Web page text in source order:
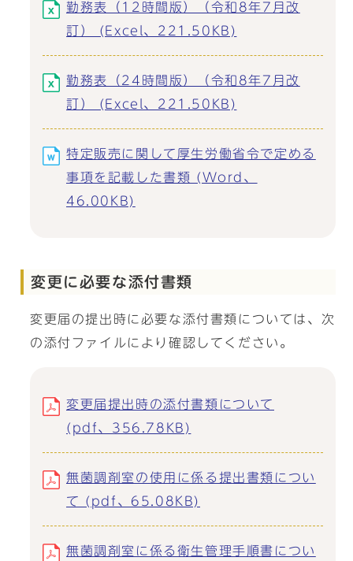
勤務表（12時間版）（令和8年7月改
訂） (Excel、221.50KB)
勤務表（24時間版）（令和8年7月改
訂） (Excel、221.50KB)
特定販売に関して厚生労働省令で定める
事項を記載した書類 (Word、
46.00KB)
変更に必要な添付書類
変更届の提出時に必要な添付書類については、次
の添付ファイルにより確認してください。
変更届提出時の添付書類について
(pdf、356.78KB)
無菌調剤室の使用に係る提出書類につい
て (pdf、65.08KB)
無菌調剤室に係る衛生管理手順書につい